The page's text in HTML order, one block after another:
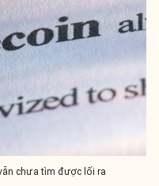
chưa tìm được lối ra